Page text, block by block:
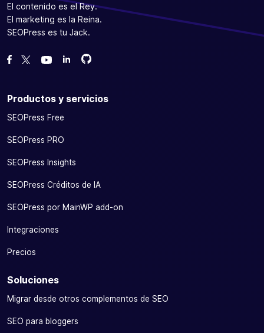
El contenido es el Rey.
El marketing es la Reina.
SEOPress es tu Jack.
Danos like en Facebook
Síguenos en Twitter
Míranos en YouTube
Bifurcanos en GitHub
Bifurcanos en GitHub
Productos y servicios
SEOPress Free
SEOPress PRO
SEOPress Insights
SEOPress Créditos de IA
SEOPress por MainWP add-on
Integraciones
Precios
Soluciones
Migrar desde otros complementos de SEO
SEO para bloggers